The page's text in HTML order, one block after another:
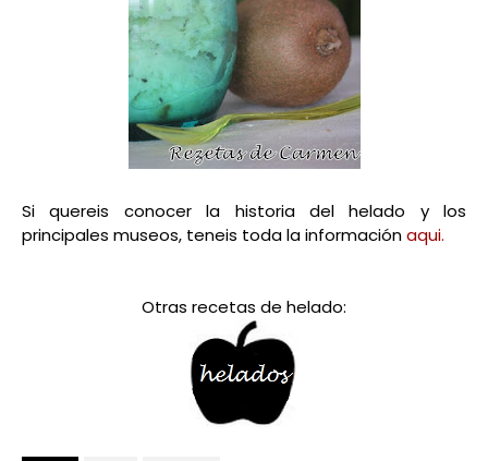
Si quereis conocer la historia del helado y los
principales museos, teneis toda la informaciónaqui.
Otras recetas de helado: